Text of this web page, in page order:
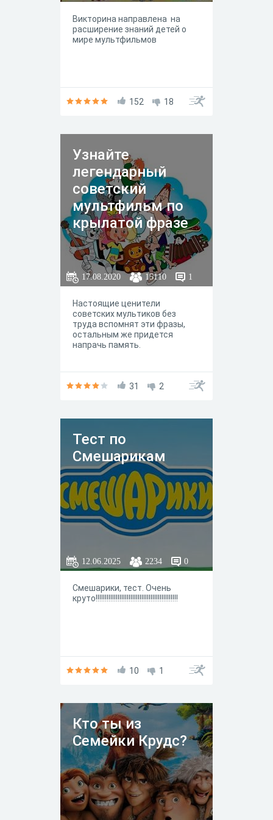
Викторина направлена на
расширение знаний детей о
мире мультфильмов
152 18
Узнайте
легендарный
советский
мультфильм по
крылатой фразе
17.08.2020 15110 1
Настоящие ценители
советских мультиков без
труда вспомнят эти фразы,
остальным же придется
напрачь память.
31 2
Тест по
Смешарикам
12.06.2025 2234 0
Смешарики, тест. Очень
круто!!!!!!!!!!!!!!!!!!!!!!!!!!!!!!!!!!!!!!!!!!!!!
10 1
Кто ты из
Семейки Крудс?